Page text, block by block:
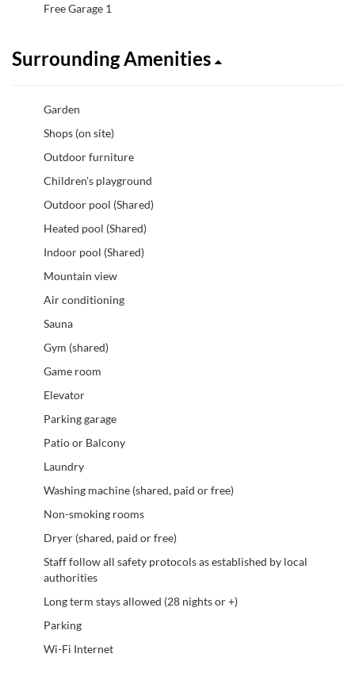
Free Garage 1
Surrounding Amenities
Garden
Shops (on site)
Outdoor furniture
Children's playground
Outdoor pool (Shared)
Heated pool (Shared)
Indoor pool (Shared)
Mountain view
Air conditioning
Sauna
Gym (shared)
Game room
Elevator
Parking garage
Patio or Balcony
Laundry
Washing machine (shared, paid or free)
Non-smoking rooms
Dryer (shared, paid or free)
Staff follow all safety protocols as established by local
authorities
Long term stays allowed (28 nights or +)
Parking
Wi-Fi Internet